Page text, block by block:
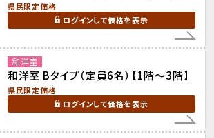
県民限定価格
ログインして価格を表示
和洋室
和洋室 Bタイプ（定員6名）【1階～3階】
県民限定価格
ログインして価格を表示